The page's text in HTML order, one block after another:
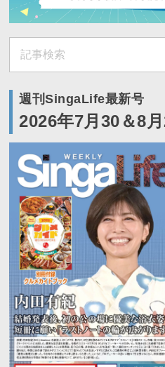
週刊SingaLife最新号
2026年7月30＆8